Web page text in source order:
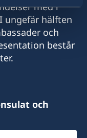
med i
ungefär hälften
och
består
och